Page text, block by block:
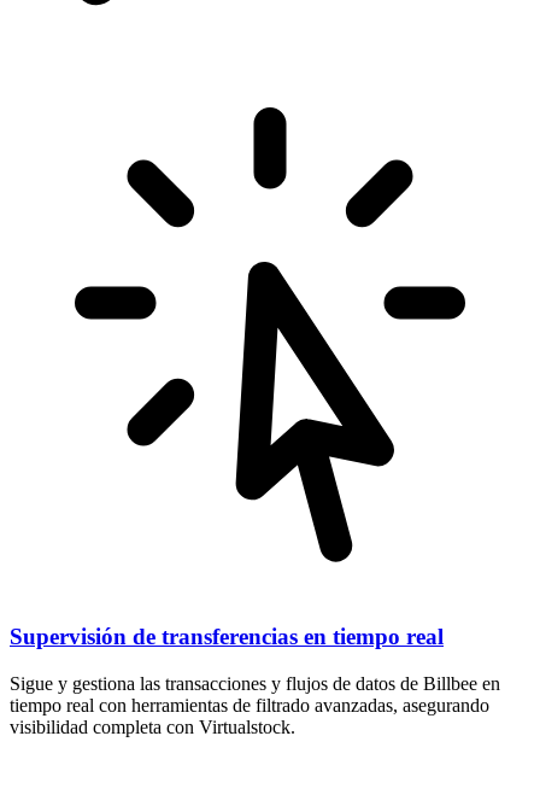
Supervisión de transferencias en tiempo real
Sigue y gestiona las transacciones y flujos de datos de Billbee en
tiempo real con herramientas de filtrado avanzadas, asegurando
visibilidad completa con Virtualstock.